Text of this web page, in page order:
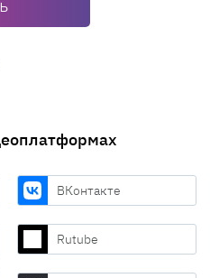
ВКонтакте
Rutube